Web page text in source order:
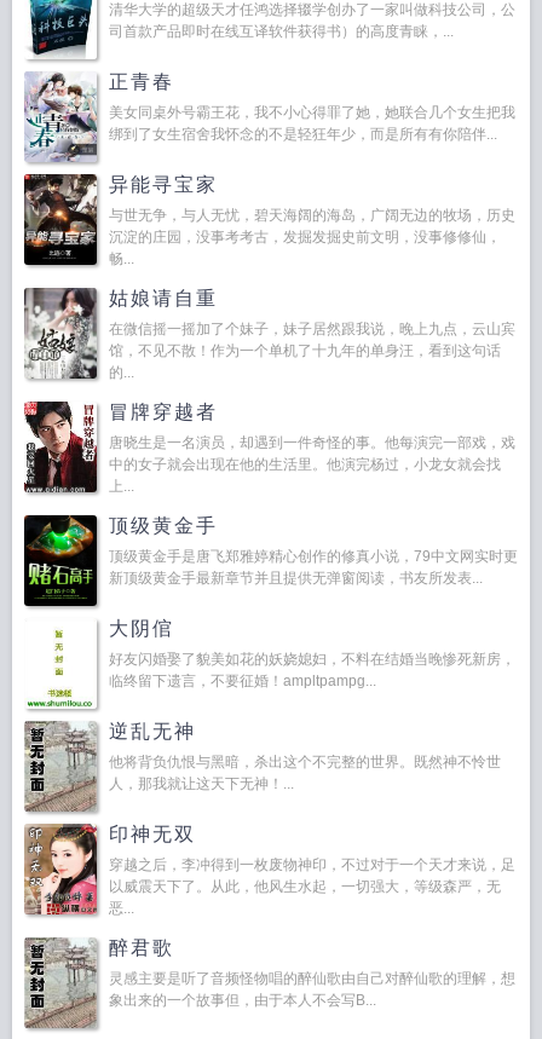
清华大学的超级天才任鸿选择辍学创办了一家叫做科技公司，公
司首款产品即时在线互译软件获得书）的高度青睐，...
正青春
美女同桌外号霸王花，我不小心得罪了她，她联合几个女生把我
绑到了女生宿舍我怀念的不是轻狂年少，而是所有有你陪伴...
异能寻宝家
与世无争，与人无忧，碧天海阔的海岛，广阔无边的牧场，历史
沉淀的庄园，没事考考古，发掘发掘史前文明，没事修修仙，
畅...
姑娘请自重
在微信摇一摇加了个妹子，妹子居然跟我说，晚上九点，云山宾
馆，不见不散！作为一个单机了十九年的单身汪，看到这句话
的...
冒牌穿越者
唐晓生是一名演员，却遇到一件奇怪的事。他每演完一部戏，戏
中的女子就会出现在他的生活里。他演完杨过，小龙女就会找
上...
顶级黄金手
顶级黄金手是唐飞郑雅婷精心创作的修真小说，79中文网实时更
新顶级黄金手最新章节并且提供无弹窗阅读，书友所发表...
大阴倌
好友闪婚娶了貌美如花的妖娆媳妇，不料在结婚当晚惨死新房，
临终留下遗言，不要征婚！ampltpampg...
逆乱无神
他将背负仇恨与黑暗，杀出这个不完整的世界。既然神不怜世
人，那我就让这天下无神！...
印神无双
穿越之后，李冲得到一枚废物神印，不过对于一个天才来说，足
以威震天下了。从此，他风生水起，一切强大，等级森严，无
恶...
醉君歌
灵感主要是听了音频怪物唱的醉仙歌由自己对醉仙歌的理解，想
象出来的一个故事但，由于本人不会写B...